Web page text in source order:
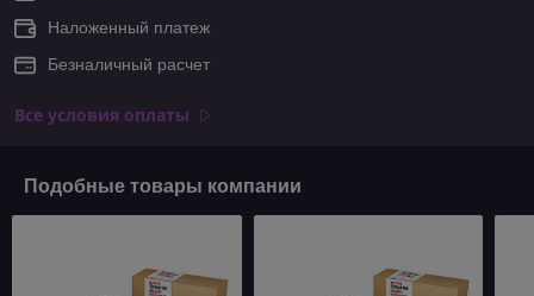
Наложенный платеж
Безналичный расчет
Все условия оплаты
Подобные товары компании